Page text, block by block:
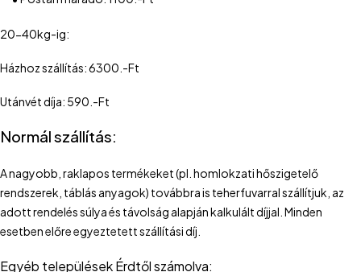
20-40kg-ig:
Házhoz szállítás: 6300.-Ft
Utánvét díja: 590.-Ft
Normál szállítás:
A nagyobb, raklapos termékeket (pl. homlokzati hőszigetelő
rendszerek, táblás anyagok) továbbra is teherfuvarral szállítjuk, az
adott rendelés súlya és távolság alapján kalkulált díjjal. Minden
esetben előre egyeztetett szállítási díj.
Egyéb települések Érdtől számolva: